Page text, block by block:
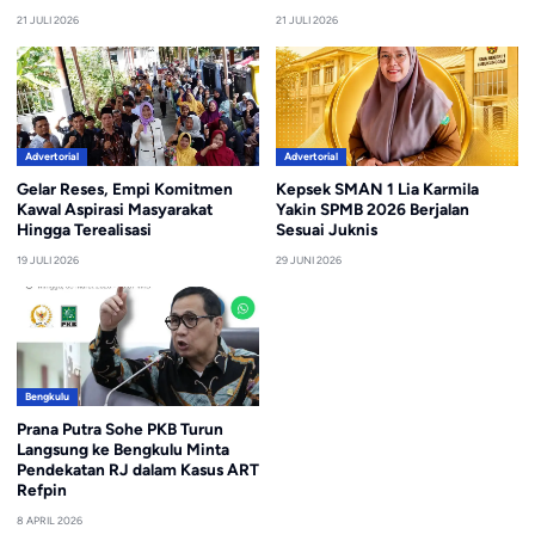
21 JULI 2026 21 JULI 2026
Advertorial
Gelar Reses, Empi Komitmen
Kawal Aspirasi Masyarakat
Hingga Terealisasi
19 JULI 2026
Advertorial
Kepsek SMAN 1 Lia Karmila
Yakin SPMB 2026 Berjalan
Sesuai Juknis
29 JUNI 2026
Bengkulu
Prana Putra Sohe PKB Turun
Langsung ke Bengkulu Minta
Pendekatan RJ dalam Kasus ART
Refpin
8 APRIL 2026